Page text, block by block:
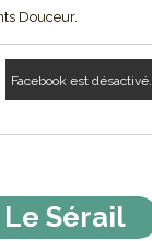
Douceur.
Facebook est désactivé.
Sérail